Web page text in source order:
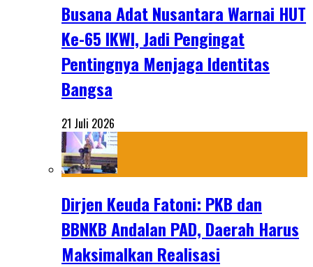
Busana Adat Nusantara Warnai HUT
Ke-65 IKWI, Jadi Pengingat
Pentingnya Menjaga Identitas
Bangsa
21 Juli 2026
Dirjen Keuda Fatoni: PKB dan
BBNKB Andalan PAD, Daerah Harus
Maksimalkan Realisasi